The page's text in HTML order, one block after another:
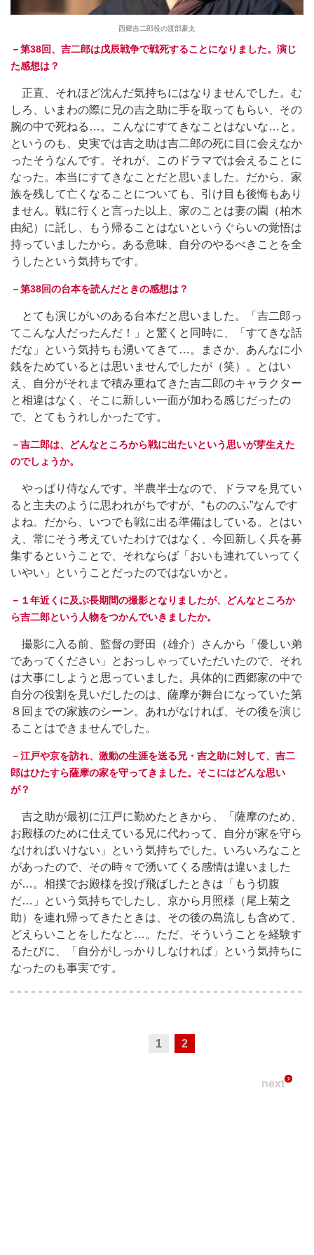
西郷吉二郎役の渡部豪太
－第38回、吉二郎は戊辰戦争で戦死することになりました。演じ
た感想は？
正直、それほど沈んだ気持ちにはなりませんでした。む
しろ、いまわの際に兄の吉之助に手を取ってもらい、その
腕の中で死ねる…。こんなにすてきなことはないな…と。
というのも、史実では吉之助は吉二郎の死に目に会えなか
ったそうなんです。それが、このドラマでは会えることに
なった。本当にすてきなことだと思いました。だから、家
族を残して亡くなることについても、引け目も後悔もあり
ません。戦に行くと言った以上、家のことは妻の園（柏木
由紀）に託し、もう帰ることはないというぐらいの覚悟は
持っていましたから。ある意味、自分のやるべきことを全
うしたという気持ちです。
－第38回の台本を読んだときの感想は？
とても演じがいのある台本だと思いました。「吉二郎っ
てこんな人だったんだ！」と驚くと同時に、「すてきな話
だな」という気持ちも湧いてきて…。まさか、あんなに小
銭をためているとは思いませんでしたが（笑）。とはい
え、自分がそれまで積み重ねてきた吉二郎のキャラクター
と相違はなく、そこに新しい一面が加わる感じだったの
で、とてもうれしかったです。
－吉二郎は、どんなところから戦に出たいという思いが芽生えた
のでしょうか。
やっぱり侍なんです。半農半士なので、ドラマを見てい
ると主夫のように思われがちですが、“もののふ”なんです
よね。だから、いつでも戦に出る準備はしている。とはい
え、常にそう考えていたわけではなく、今回新しく兵を募
集するということで、それならば「おいも連れていってく
いやい」ということだったのではないかと。
－１年近くに及ぶ長期間の撮影となりましたが、どんなところか
ら吉二郎という人物をつかんでいきましたか。
撮影に入る前、監督の野田（雄介）さんから「優しい弟
であってください」とおっしゃっていただいたので、それ
は大事にしようと思っていました。具体的に西郷家の中で
自分の役割を見いだしたのは、薩摩が舞台になっていた第
８回までの家族のシーン。あれがなければ、その後を演じ
ることはできませんでした。
－江戸や京を訪れ、激動の生涯を送る兄・吉之助に対して、吉二
郎はひたすら薩摩の家を守ってきました。そこにはどんな思い
が？
吉之助が最初に江戸に勤めたときから、「薩摩のため、
お殿様のために仕えている兄に代わって、自分が家を守ら
なければいけない」という気持ちでした。いろいろなこと
があったので、その時々で湧いてくる感情は違いました
が…。相撲でお殿様を投げ飛ばしたときは「もう切腹
だ…」という気持ちでしたし、京から月照様（尾上菊之
助）を連れ帰ってきたときは、その後の島流しも含めて、
どえらいことをしたなと…。ただ、そういうことを経験す
るたびに、「自分がしっかりしなければ」という気持ちに
なったのも事実です。
1 2
next